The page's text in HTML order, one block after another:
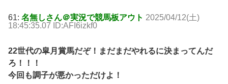
61: 名無しさん＠実況で競馬板アウト 2025/04/12(土)
18:45:35.07 ID:AFI6izkf0
22世代の皐月賞馬だぞ！まだまだやれるに決まってんだ
ろ！！！
今回も調子が悪かっただけよ！